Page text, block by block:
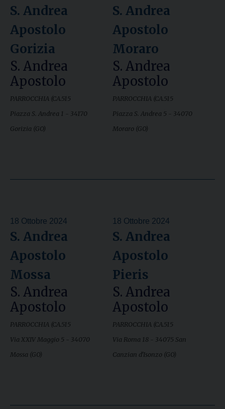
S. Andrea
Apostolo
Gorizia
S. Andrea
Apostolo
PARROCCHIA (CA.515
Piazza S. Andrea 1 - 34170
Gorizia (GO)
S. Andrea
Apostolo
Moraro
S. Andrea
Apostolo
PARROCCHIA (CA.515
Piazza S. Andrea 5 - 34070
Moraro (GO)
18 Ottobre 2024
S. Andrea
Apostolo
Mossa
S. Andrea
Apostolo
PARROCCHIA (CA.515
Via XXIV Maggio 5 - 34070
Mossa (GO)
18 Ottobre 2024
S. Andrea
Apostolo
Pieris
S. Andrea
Apostolo
PARROCCHIA (CA.515
Via Roma 18 - 34075 San
Canzian d'Isonzo (GO)